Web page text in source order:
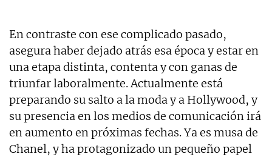
En contraste con ese complicado pasado,
asegura haber dejado atrás esa época y estar en
una etapa distinta, contenta y con ganas de
triunfar laboralmente. Actualmente está
preparando su salto a la moda y a Hollywood, y
su presencia en los medios de comunicación irá
en aumento en próximas fechas. Ya es musa de
Chanel, y ha protagonizado un pequeño papel